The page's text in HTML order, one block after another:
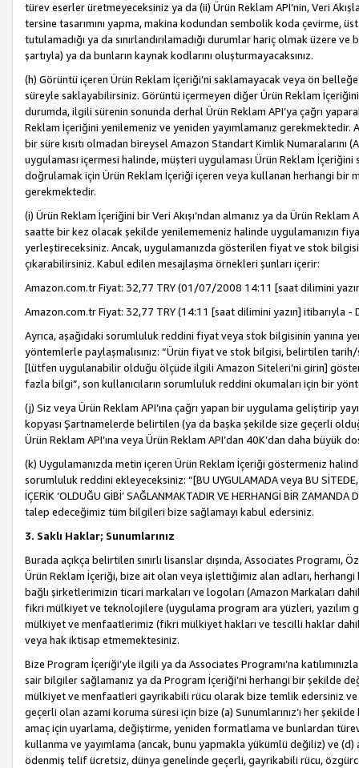
türev eserler üretmeyeceksiniz ya da (ii) Ürün Reklam API’nin, Veri
tersine tasarımını yapma, makina kodundan sembolik koda çevirme,
tutulamadığı ya da sınırlandırılamadığı durumlar hariç olmak üzere
şartıyla) ya da bunların kaynak kodlarını oluşturmayacaksınız.
(h) Görüntü içeren Ürün Reklam İçeriği’ni saklamayacak veya ön
süreyle saklayabilirsiniz. Görüntü içermeyen diğer Ürün Reklam
durumda, ilgili sürenin sonunda derhal Ürün Reklam API’ya çağrı
Reklam İçeriğini yenilemeniz ve yeniden yayımlamanız gerekmektedir.
bir süre kısıtı olmadan bireysel Amazon Standart Kimlik Numaralarını
uygulaması içermesi halinde, müşteri uygulaması Ürün Reklam
doğrulamak için Ürün Reklam İçeriği içeren veya kullanan herhangi bir
gerekmektedir.
(i) Ürün Reklam İçeriğini bir Veri Akışı’ndan almanız ya da Ürün
saatte bir kez olacak şekilde yenilememeniz halinde uygulamanızın
yerleştireceksiniz. Ancak, uygulamanızda gösterilen fiyat ve stok
çıkarabilirsiniz. Kabul edilen mesajlaşma örnekleri şunları içerir:
Amazon.com.tr Fiyat: 32,77 TRY (01/07/2008 14:11 [saat dilimini
Amazon.com.tr Fiyat: 32,77 TRY (14:11 [saat dilimini yazın] itibarıyla -
Ayrıca, aşağıdaki sorumluluk reddini fiyat veya stok bilgisinin yanına
yöntemlerle paylaşmalısınız: “Ürün fiyat ve stok bilgisi, belirtilen
[lütfen uygulanabilir olduğu ölçüde ilgili Amazon Siteleri’ni girin]
fazla bilgi”, son kullanıcıların sorumluluk reddini okumaları için bir
(j) Siz veya Ürün Reklam API’ına çağrı yapan bir uygulama geliştirip
kopyası Şartnamelerde belirtilen (ya da başka şekilde size geçerli
Ürün Reklam API’ına veya Ürün Reklam API’dan 40K’dan daha büyük
(k) Uygulamanızda metin içeren Ürün Reklam İçeriği göstermeniz
sorumluluk reddini ekleyeceksiniz: “[BU UYGULAMADA veya BU SİTEDE,
İÇERİK ‘OLDUĞU GİBİ’ SAĞLANMAKTADIR VE HERHANGİ BİR
talep edeceğimiz tüm bilgileri bize sağlamayı kabul edersiniz.
3. Saklı Haklar; Sunumlarınız
Burada açıkça belirtilen sınırlı lisanslar dışında, Associates Programı,
Ürün Reklam İçeriği, bize ait olan veya işlettiğimiz alan adları,
bağlı şirketlerimizin ticari markaları ve logoları (Amazon Markaları
fikri mülkiyet ve teknolojilere (uygulama program ara yüzleri,
mülkiyet ve menfaatlerimiz (fikri mülkiyet hakları ve tescilli haklar
veya hak iktisap etmemektesiniz.
Bize Program İçeriği’yle ilgili ya da Associates Programı’na
sair bilgiler sağlamanız ya da Program İçeriği’ni herhangi bir şekilde
mülkiyet ve menfaatleri gayrikabili rücu olarak bize temlik edersiniz ve
geçerli olan azami koruma süresi için bize (a) Sunumlarınız’ı her
amaç için uyarlama, değiştirme, yeniden formatlama ve bunlardan türev
kullanma ve yayımlama (ancak, bunu yapmakla yükümlü değiliz) ve
ödenmiş telif ücretsiz, dünya genelinde geçerli, gayrikabili rücu,